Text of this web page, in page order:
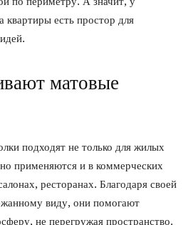
квартиры есть простор для
матовые
подходят не только для жилых
применяются и в коммерческих
ресторанах. Благодаря своей
виду, они помогают
не перегружая пространство.